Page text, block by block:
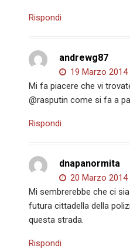
Rispondi
andrewg87
19 Marzo 2014
Mi fa piacere che vi
@rasputin come si fa a
Rispondi
dnapanormita
20 Marzo 2014
Mi sembrerebbe che ci
futura cittadella della
questa strada.
Rispondi